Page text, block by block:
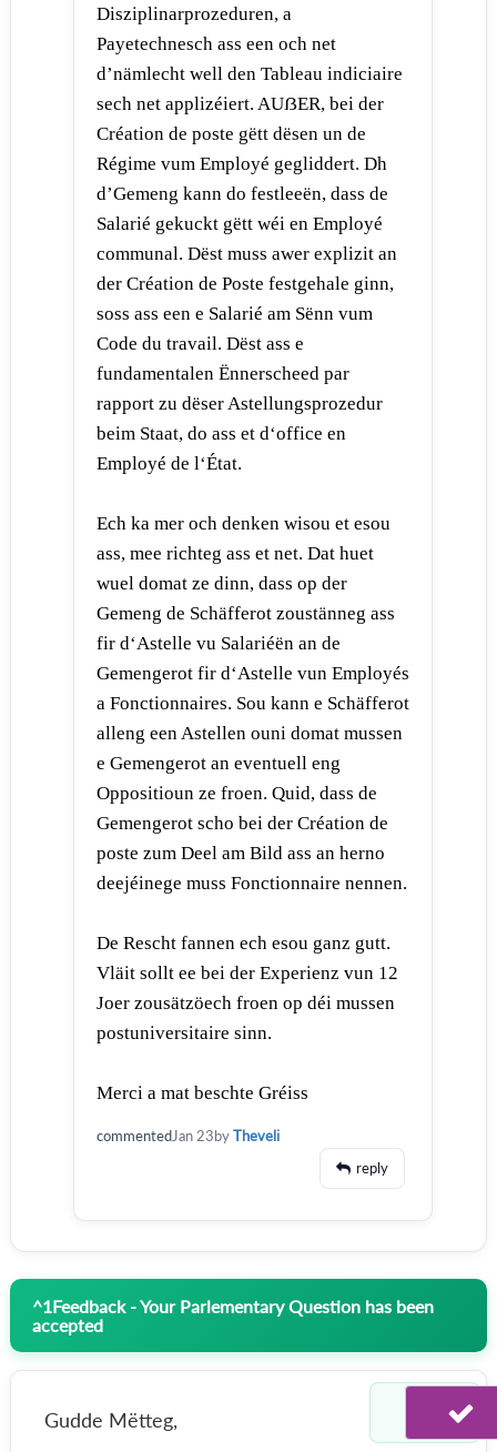
Disziplinarprozeduren, a
Payetechnesch ass een och net
d’nämlecht well den Tableau indiciaire
sech net applizéiert. AUẞER, bei der
Création de poste gëtt dësen un de
Régime vum Employé gegliddert. Dh
d’Gemeng kann do festleeën, dass de
Salarié gekuckt gëtt wéi en Employé
communal. Dëst muss awer explizit an
der Création de Poste festgehale ginn,
soss ass een e Salarié am Sënn vum
Code du travail. Dëst ass e
fundamentalen Ënnerscheed par
rapport zu dëser Astellungsprozedur
beim Staat, do ass et d‘office en
Employé de l‘État.
Ech ka mer och denken wisou et esou
ass, mee richteg ass et net. Dat huet
wuel domat ze dinn, dass op der
Gemeng de Schäfferot zoustänneg ass
fir d‘Astelle vu Salariéën an de
Gemengerot fir d‘Astelle vun Employés
a Fonctionnaires. Sou kann e Schäfferot
alleng een Astellen ouni domat mussen
e Gemengerot an eventuell eng
Oppositioun ze froen. Quid, dass de
Gemengerot scho bei der Création de
poste zum Deel am Bild ass an herno
deejéinege muss Fonctionnaire nennen.
De Rescht fannen ech esou ganz gutt.
Vläit sollt ee bei der Experienz vun 12
Joer zousätzöech froen op déi mussen
postuniversitaire sinn.
Merci a mat beschte Gréiss
commentedJan 23byTheveli
reply
^1Feedback - Your Parlementary Question has been
accepted
Gudde Mëtteg,